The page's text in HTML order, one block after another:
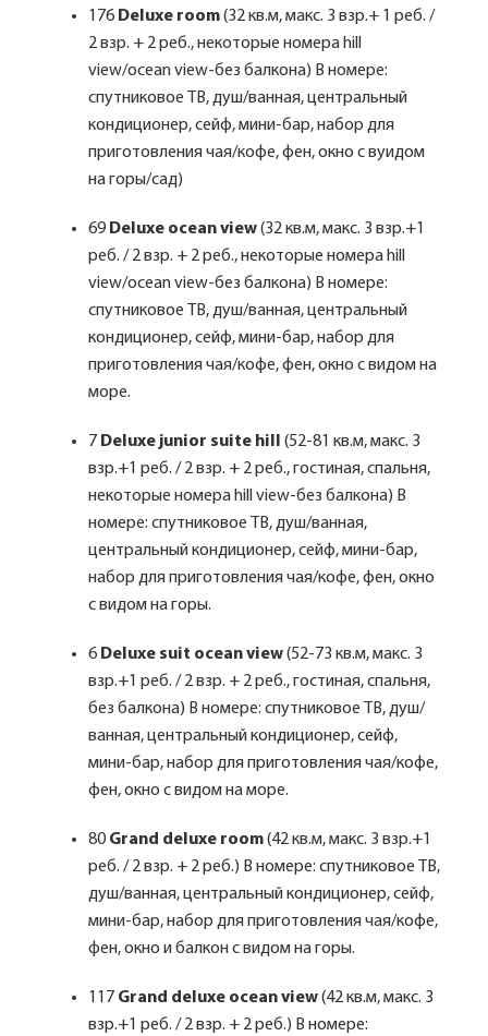
176 Deluxe room(32 кв.м, макс. 3 взр.+ 1 реб. /
2 взр. + 2 реб., некоторые номера hill
view/ocean view-без балкона) В номере:
спутниковое ТВ, душ/ванная, центральный
кондиционер, сейф, мини-бар, набор для
приготовления чая/кофе, фен, окно с вуидом
на горы/сад)
69 Deluxe ocean view(32 кв.м, макс. 3 взр.+1
реб. / 2 взр. + 2 реб., некоторые номера hill
view/ocean view-без балкона) В номере:
спутниковое ТВ, душ/ванная, центральный
кондиционер, сейф, мини-бар, набор для
приготовления чая/кофе, фен, окно с видом на
море.
7 Deluxe junior suite hill
(52-81 кв.м, макс. 3
взр.+1 реб. / 2 взр. + 2 реб., гостиная, спальня,
некоторые номера hill view-без балкона) В
номере: спутниковое ТВ, душ/ванная,
центральный кондиционер, сейф, мини-бар,
набор для приготовления чая/кофе, фен, окно
с видом на горы.
6 Deluxe suit ocean view(52-73 кв.м, макс. 3
взр.+1 реб. / 2 взр. + 2 реб., гостиная, спальня,
без балкона) В номере: спутниковое ТВ, душ/
ванная, центральный кондиционер, сейф,
мини-бар, набор для приготовления чая/кофе,
фен, окно с видом на море.
80 Grand deluxe room(42 кв.м, макс. 3 взр.+1
реб. / 2 взр. + 2 реб.) В номере: спутниковое ТВ,
душ/ванная, центральный кондиционер, сейф,
мини-бар, набор для приготовления чая/кофе,
фен, окно и балкон с видом на горы.
117 Grand deluxe ocean view(42 кв.м, макс. 3
взр.+1 реб. / 2 взр. + 2 реб.) В номере: